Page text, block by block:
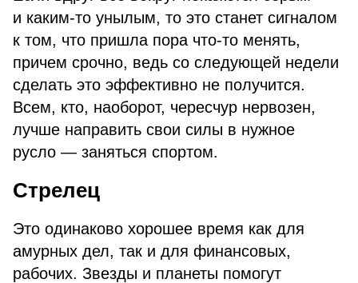
и каким-то унылым, то это станет сигналом
к том, что пришла пора что-то менять,
причем срочно, ведь со следующей недели
сделать это эффективно не получится.
Всем, кто, наоборот, чересчур нервозен,
лучше направить свои силы в нужное
русло — заняться спортом.
Стрелец
Это одинаково хорошее время как для
амурных дел, так и для финансовых,
рабочих. Звезды и планеты помогут